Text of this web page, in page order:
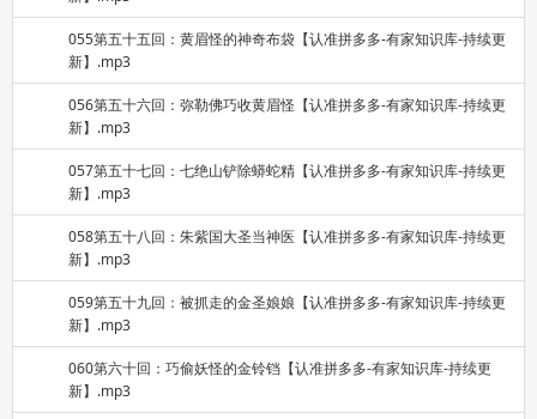
055第五十五回：黄眉怪的神奇布袋【认准拼多多-有家知识库-持续更
新】.mp3
056第五十六回：弥勒佛巧收黄眉怪【认准拼多多-有家知识库-持续更
新】.mp3
057第五十七回：七绝山铲除蟒蛇精【认准拼多多-有家知识库-持续更
新】.mp3
058第五十八回：朱紫国大圣当神医【认准拼多多-有家知识库-持续更
新】.mp3
059第五十九回：被抓走的金圣娘娘【认准拼多多-有家知识库-持续更
新】.mp3
060第六十回：巧偷妖怪的金铃铛【认准拼多多-有家知识库-持续更
新】.mp3